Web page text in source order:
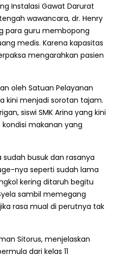
Instalasi Gawat Darurat
wawancara, dr. Henry
para guru membopong
medis. Karena kapasitas
mengarahkan pasien
oleh Satuan Pelayanan
kini menjadi sorotan tajam.
siswi SMK Arina yang kini
makanan yang
busuk dan rasanya
nya seperti sudah lama
kering ditaruh begitu
sambil memegang
rasa mual di perutnya tak
Sitorus, menjelaskan
dari kelas 11